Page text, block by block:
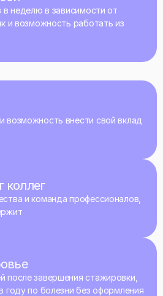
в неделю в зависимости от
и возможность работать из
возможность внести свой вклад
коллег
и команда профессионалов,
после завершения стажировки,
году по болезни без оформления